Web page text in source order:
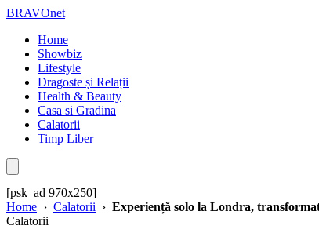
BRAVOnet
Home
Showbiz
Lifestyle
Dragoste și Relații
Health & Beauty
Casa si Gradina
Calatorii
Timp Liber
[psk_ad 970x250]
Home › Calatorii › Experiență solo la Londra,
Calatorii